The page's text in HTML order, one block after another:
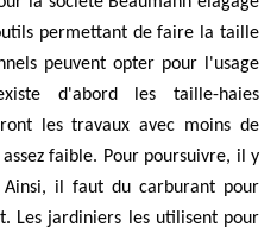
permettant de faire la taille
peuvent opter pour l'usage
d'abord les taille-haies
les travaux avec moins de
faible. Pour poursuivre, il y
il faut du carburant pour
Les jardiniers les utilisent pour